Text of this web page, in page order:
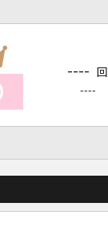
---- 回
----